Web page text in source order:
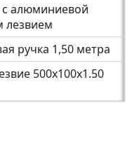
с алюминиевой
лезвием
ручка 1,50 метра
500x100x1.50